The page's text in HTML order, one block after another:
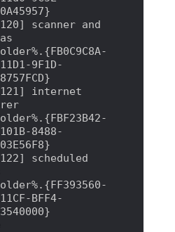
scanner and
9F1D-
121] internet
8488-
scheduled
BFF4-